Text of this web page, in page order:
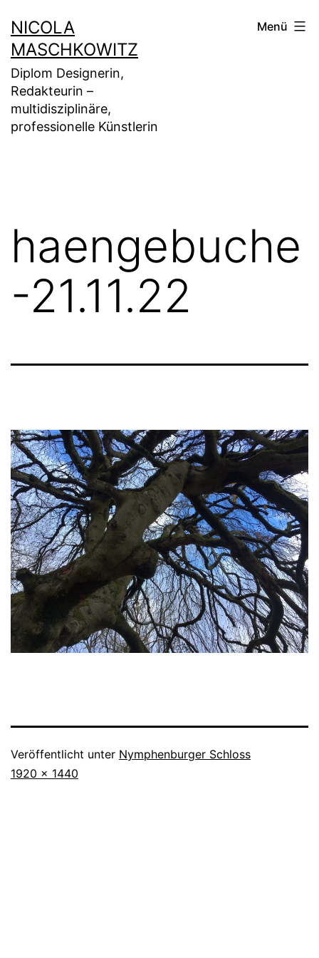
Inhalt
springen
NICOLA
MASCHKOWITZ
Diplom Designerin,
Redakteurin –
multidisziplinäre,
professionelle Künstlerin
Menü
haengebuche
-21.11.22
Veröffentlicht unter Nymphenburger Schloss
Originalgröße
1920 × 1440